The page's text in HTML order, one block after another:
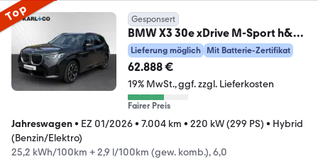
Top Gesponsert
BMW X3 30e xDrive M-Sport h&k
AHK LC Prof Alarm Park
Lieferung möglich Mit Batterie-Zertifikat
62.888 €
19% MwSt. ggf. zzgl. Lieferkosten
Fairer Preis
Jahreswagen• EZ 01/2026• 7.004 km • 220 kW (299 PS) • Hybrid
(Benzin/Elektro)
25,2 kWh/100km + 2,9 l/100km (gew. komb.), 6,0